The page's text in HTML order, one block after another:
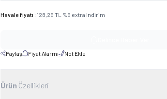
Havale fiyatı :128,25 TL %5 extra indirim
Paylaş Fiyat Alarmı Not Ekle
Ürün Özellikleri